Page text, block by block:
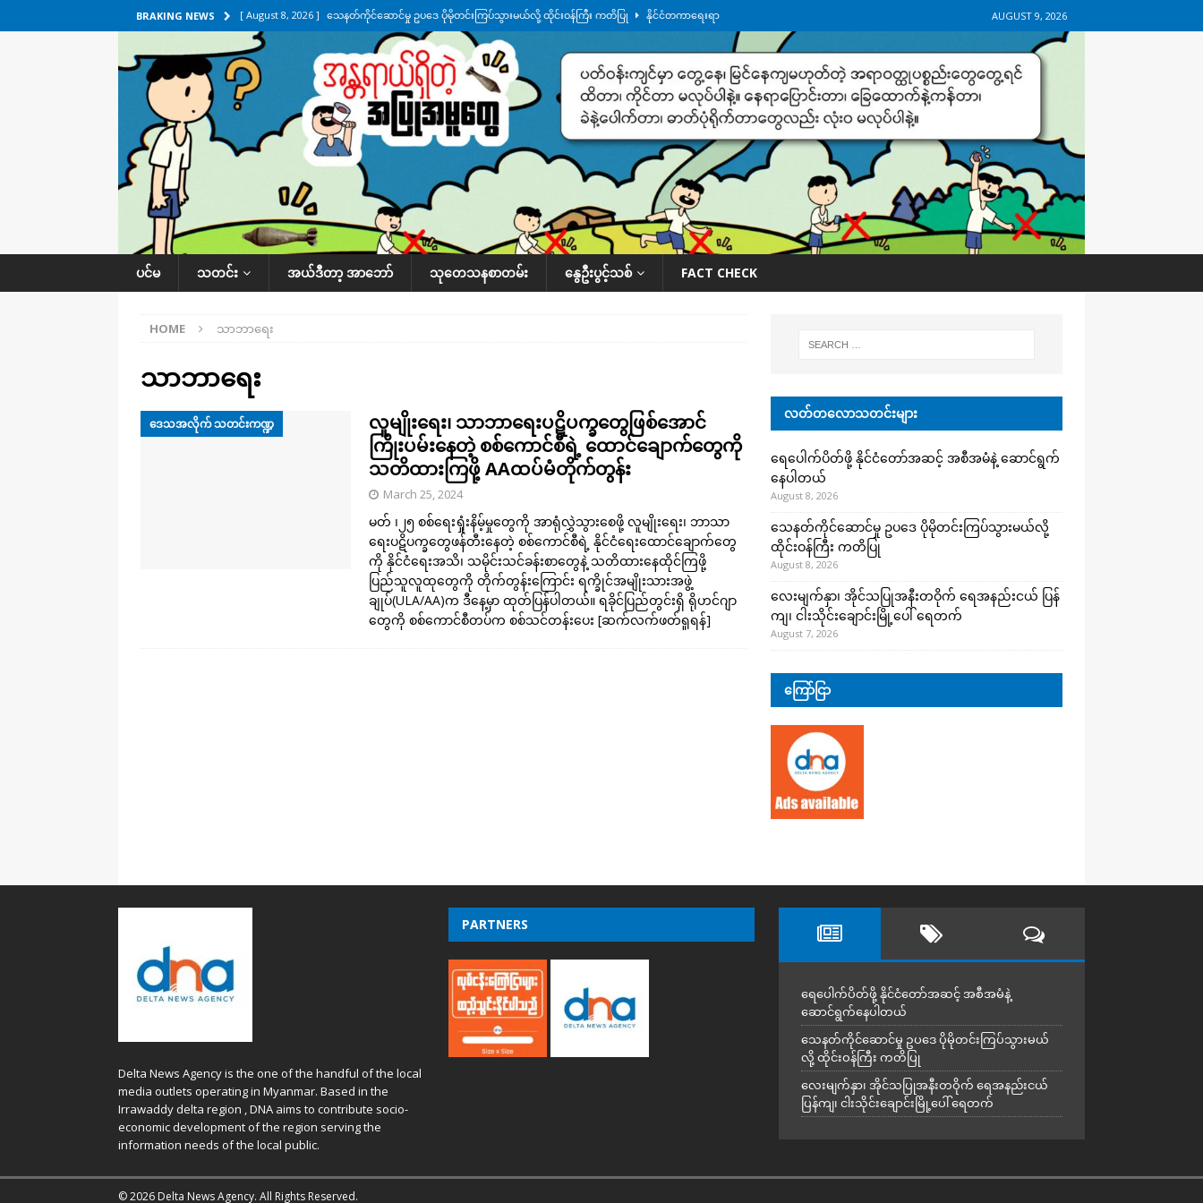
BRAKING NEWS [ August 8, 2026 ] သေနတ်ကိုင်ဆောင်မှု ဥပဒေ ပိုမိုတင်းကြပ်သွားမယ်လို့ ထိုင်းဝန်ကြီး ကတိပြု နိုင်ငံတကာရေးရာ
[ August 7, 2026 ] လေးမျက်နှာ၊ အိုင်သပြုအနီးတဝိုက် ရေအနည်းငယ် ပြန်ကျ၊ ငါးသိုင်းချောင်းမြို့ပေါ် ရေတက်
ဒေသအလိုက် သတင်းကဏ္ဍ
[ August 7, 2026 ] ရန်ကုန်မြစ်အတွင်း ထူးကဲဒီရေ အ​မြင့် ၂၁ ပေကျော်အထိ တက်မယ်လို့ သတိပေး ဒေသအလိုက်
သတင်းကဏ္ဍ
[ August 7, 2026 ] လွှတ်တော်ကို ရောက်လာတဲ့ ဦးမင်အောင်လှိုင်ကို ထိုင်းလွှတ်တော်အမတ် အော်ဟစ်ဆန္ဒပြ
UNCATEGORIZED
[ August 8, 2026 ] ရေပေါက်ပိတ်ဖို့ နိုင်ငံတော်အဆင့် အစီအမံနဲ့ ဆောင်ရွက်နေပါတယ် ဆောင်းပါး
AUGUST 9, 2026
ပင်မ သတင်း အယ်ဒီတာ့ အာဘော် သုတေသနစာတမ်း နွေဦးပွင့်သစ် FACT CHECK
HOME သာဘာရေး
သာဘာရေး
ဒေသအလိုက် သတင်းကဏ္ဍ
လူမျိုးရေး၊ သာဘာရေးပဋိပက္ခတွေဖြစ်အောင်
ကြိုးပမ်းနေတဲ့ စစ်ကောင်စီရဲ့ ထောင်ချောက်တွေကို
သတိထားကြဖို့ AAထပ်မံတိုက်တွန်း
March 25, 2024
မတ် ၊၂၅ စစ်ရေးရှုံးနိမ့်မှုတွေကို အာရုံလွှဲသွားစေဖို့ လူမျိုးရေး၊ ဘာသာ
ရေးပဋိပက္ခတွေဖန်တီးနေတဲ့ စစ်ကောင်စီရဲ့ နိုင်ငံရေးထောင်ချောက်တွေ
ကို နိုင်ငံရေးအသိ၊ သမိုင်းသင်ခန်းစာတွေနဲ့ သတိထားနေထိုင်ကြဖို့
ပြည်သူလူထုတွေကို တိုက်တွန်းကြောင်း ရက္ခိုင်အမျိုးသားအဖွဲ့
ချုပ်(ULA/AA)က ဒီနေ့မှာ ထုတ်ပြန်ပါတယ်။ ရခိုင်ပြည်တွင်းရှိ ရိုဟင်ဂျာ
တွေကို စစ်ကောင်စီတပ်က စစ်သင်တန်းပေး [ဆက်လက်ဖတ်ရှုရန်]
လတ်တလောသတင်းများ
ရေပေါက်ပိတ်ဖို့ နိုင်ငံတော်အဆင့် အစီအမံနဲ့ ဆောင်ရွက်
နေပါတယ်
August 8, 2026
သေနတ်ကိုင်ဆောင်မှု ဥပဒေ ပိုမိုတင်းကြပ်သွားမယ်လို့
ထိုင်းဝန်ကြီး ကတိပြု
August 8, 2026
လေးမျက်နှာ၊ အိုင်သပြုအနီးတဝိုက် ရေအနည်းငယ် ပြန်
ကျ၊ ငါးသိုင်းချောင်းမြို့ပေါ် ရေတက်
August 7, 2026
ကြော်ငြာ
Delta News Agency is the one of the handful of the local
media outlets operating in Myanmar. Based in the
Irrawaddy delta region , DNA aims to contribute socio-
economic development of the region serving the
information needs of the local public.
PARTNERS
ရေပေါက်ပိတ်ဖို့ နိုင်ငံတော်အဆင့် အစီအမံနဲ့
ဆောင်ရွက်နေပါတယ်
သေနတ်ကိုင်ဆောင်မှု ဥပဒေ ပိုမိုတင်းကြပ်သွားမယ်
လို့ ထိုင်းဝန်ကြီး ကတိပြု
လေးမျက်နှာ၊ အိုင်သပြုအနီးတဝိုက် ရေအနည်းငယ်
ပြန်ကျ၊ ငါးသိုင်းချောင်းမြို့ပေါ် ရေတက်
© 2026 Delta News Agency. All Rights Reserved.